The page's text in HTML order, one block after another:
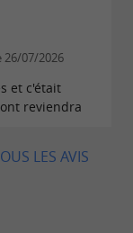
26/07/2026
et c'était
reviendra
LES AVIS